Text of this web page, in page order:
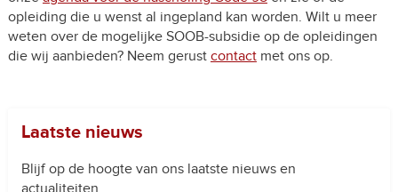
opleiding die u wenst al ingepland kan worden. Wilt u meer
weten over de mogelijke SOOB-subsidie op de opleidingen
die wij aanbieden? Neem gerust contactmet ons op.
Laatste nieuws
Blijf op de hoogte van ons laatste nieuws en
actualiteiten.